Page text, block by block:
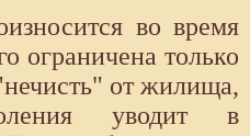
во время
ограничена только
от жилища,
уводит в